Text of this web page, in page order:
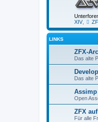
XIV,
LINKS
ZFX-
Das alte
Das alte
Assimp
Open
ZFX
Für alle